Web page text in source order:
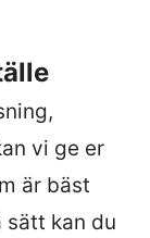
vi ge er
är bäst
sätt kan du